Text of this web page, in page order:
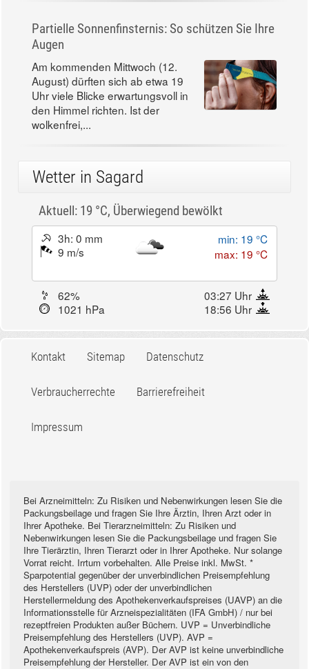
Partielle Sonnenfinsternis: So schützen Sie Ihre
Augen
Am kommenden Mittwoch (12.
August) dürften sich ab etwa 19
Uhr viele Blicke erwartungsvoll in
den Himmel richten. Ist der
wolkenfrei,...
Wetter in Sagard
Aktuell: 19 °C, Überwiegend bewölkt
3h: 0 mm
9 m/s
min: 19 °C
max: 19 °C
62%
03:27 Uhr
1021 hPa
18:56 Uhr
Kontakt Sitemap Datenschutz
Verbraucherrechte Barrierefreiheit
Impressum
Bei Arzneimitteln: Zu Risiken und Nebenwirkungen lesen Sie die
Packungsbeilage und fragen Sie Ihre Ärztin, Ihren Arzt oder in
Ihrer Apotheke. Bei Tierarzneimitteln: Zu Risiken und
Nebenwirkungen lesen Sie die Packungsbeilage und fragen Sie
Ihre Tierärztin, Ihren Tierarzt oder in Ihrer Apotheke. Nur solange
Vorrat reicht. Irrtum vorbehalten. Alle Preise inkl. MwSt. *
Sparpotential gegenüber der unverbindlichen Preisempfehlung
des Herstellers (UVP) oder der unverbindlichen
Herstellermeldung des Apothekenverkaufspreises (UAVP) an die
Informationsstelle für Arzneispezialitäten (IFA GmbH) / nur bei
rezeptfreien Produkten außer Büchern. UVP = Unverbindliche
Preisempfehlung des Herstellers (UVP). AVP =
Apothekenverkaufspreis (AVP). Der AVP ist keine unverbindliche
Preisempfehlung der Hersteller. Der AVP ist ein von den